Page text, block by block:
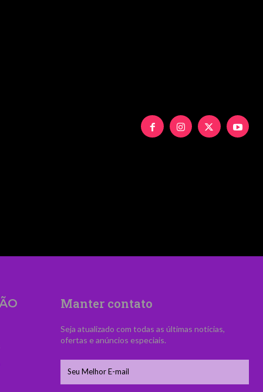
Manter contato
Seja atualizado com todas as últimas notícias,
ofertas e anúncios especiais.